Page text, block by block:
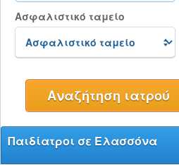
Ασφαλιστικό ταμείο
Παιδίατροι σε Ελασσόνα